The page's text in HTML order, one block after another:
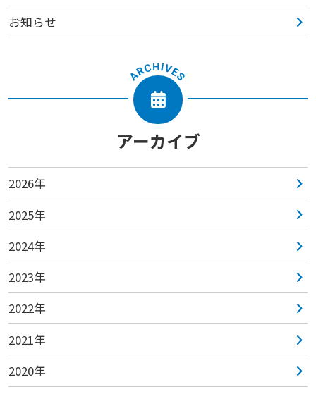
お知らせ
アーカイブ
2026年
2025年
2024年
2023年
2022年
2021年
2020年